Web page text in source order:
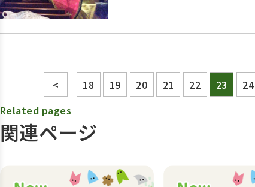
< 18 19 20 21 22 23 24
関連ページ
Related pages